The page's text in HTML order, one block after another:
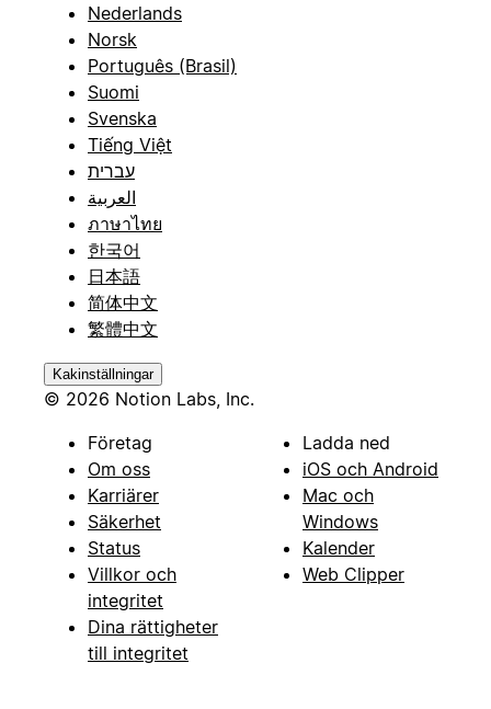
Nederlands
Norsk
Português (Brasil)
Suomi
Svenska
Tiếng Việt
עברית
العربية
ภาษาไทย
한국어
日本語
简体中文
繁體中文
Kakinställningar
© 2026 Notion Labs, Inc.
Företag
Om oss
Karriärer
Säkerhet
Status
Villkor och
integritet
Dina rättigheter
till integritet
Ladda ned
iOS och Android
Mac och
Windows
Kalender
Web Clipper